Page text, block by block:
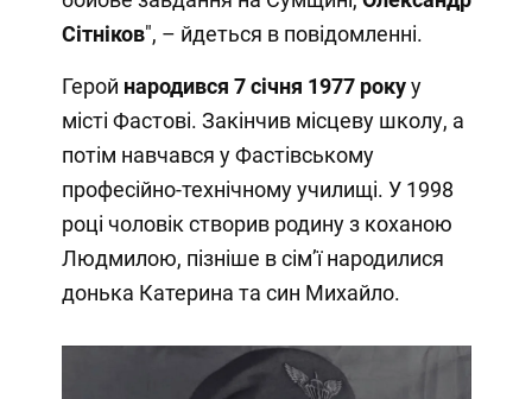
Сітніков", – йдеться в повідомленні.
Герой народився 7 січня 1977 рокуу
місті Фастові. Закінчив місцеву школу, а
потім навчався у Фастівському
професійно-технічному училищі. У 1998
році чоловік створив родину з коханою
Людмилою, пізніше в сім’ї народилися
донька Катерина та син Михайло.